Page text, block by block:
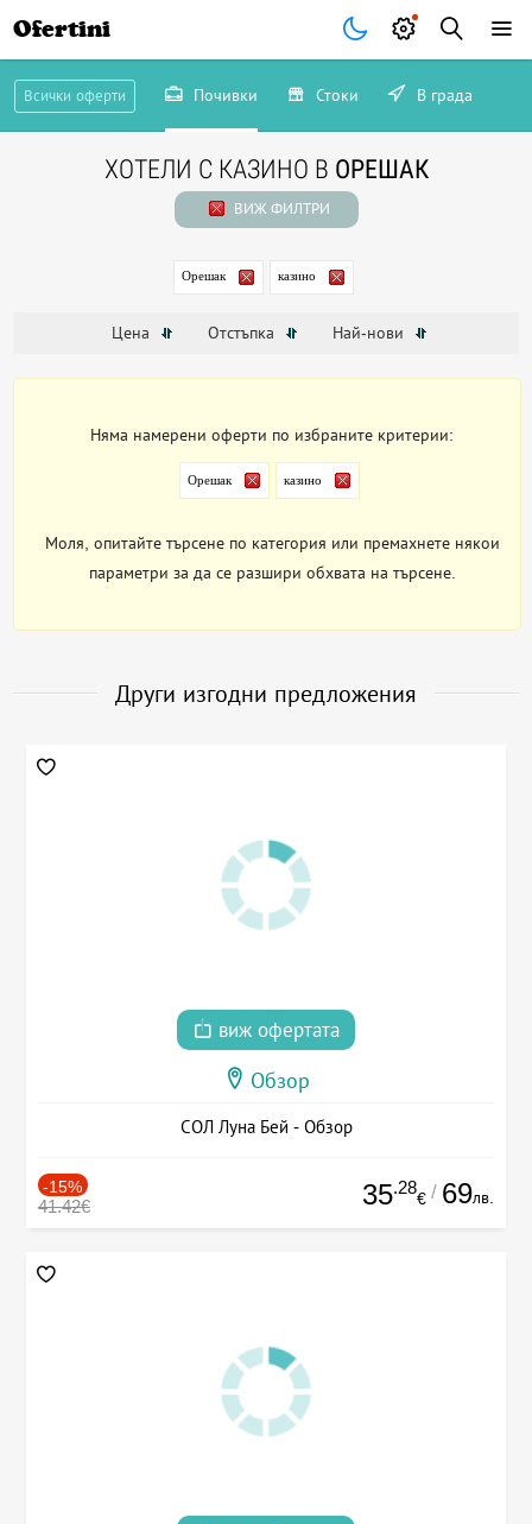
Ofertini
Всички оферти Почивки Стоки В града
ХОТЕЛИ С КАЗИНО В ОРЕШАК
ВИЖ ФИЛТРИ
Орешак казино
Цена Отстъпка Най-нови
Няма намерени оферти по избраните критерии:
Орешак казино
Моля, опитайте търсене по категория или премахнете някои
параметри за да се разшири обхвата на търсене.
Други изгодни предложения
виж офертата
Обзор
СОЛ Луна Бей - Обзор
-15%
41.42€ 35.28
€ / 69лв.